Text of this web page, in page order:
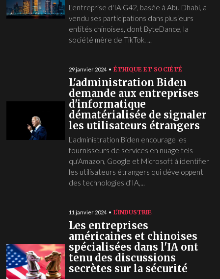
L'entreprise d'IA G42, basée à Abu Dhabi, a
vendu ses participations dans plusieurs
entités chinoises, dont ByteDance, la
société mère de TikTok. ...
29 janvier 2024 ÉTHIQUE ET SOCIÉTÉ
L'administration Biden
demande aux entreprises
d'informatique
dématérialisée de signaler
les utilisateurs étrangers
L'administration Biden encourage les
fournisseurs de services en nuage tels
qu'Amazon, Google et Microsoft à identifier
les utilisateurs étrangers qui développent
des technologies d'IA,...
11 janvier 2024 L'INDUSTRIE
Les entreprises
américaines et chinoises
spécialisées dans l'IA ont
tenu des discussions
secrètes sur la sécurité